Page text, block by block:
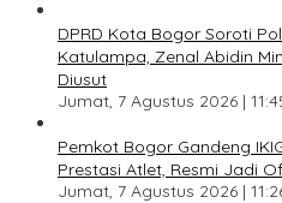
DPRD Kota Bogor Soroti
Katulampa, Zenal Abidin
Diusut
Jumat, 7 Agustus 2026 |
Pemkot Bogor Gandeng
Prestasi Atlet, Resmi Jadi
Jumat, 7 Agustus 2026 |